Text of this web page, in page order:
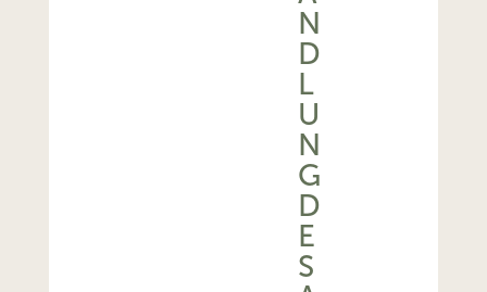
N
D
L
U
N
G
D
E
S